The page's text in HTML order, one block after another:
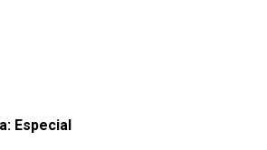
Especial